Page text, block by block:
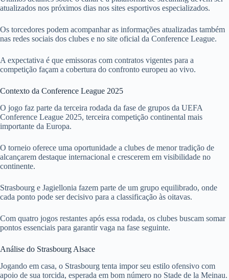
atualizados nos próximos dias nos sites esportivos especializados.
Os torcedores podem acompanhar as informações atualizadas também
nas redes sociais dos clubes e no site oficial da Conference League.
A expectativa é que emissoras com contratos vigentes para a
competição façam a cobertura do confronto europeu ao vivo.
Contexto da Conference League 2025
O jogo faz parte da terceira rodada da fase de grupos da UEFA
Conference League 2025, terceira competição continental mais
importante da Europa.
O torneio oferece uma oportunidade a clubes de menor tradição de
alcançarem destaque internacional e crescerem em visibilidade no
continente.
Strasbourg e Jagiellonia fazem parte de um grupo equilibrado, onde
cada ponto pode ser decisivo para a classificação às oitavas.
Com quatro jogos restantes após essa rodada, os clubes buscam somar
pontos essenciais para garantir vaga na fase seguinte.
Análise do Strasbourg Alsace
Jogando em casa, o Strasbourg tenta impor seu estilo ofensivo com
apoio de sua torcida, esperada em bom número no Stade de la Meinau.